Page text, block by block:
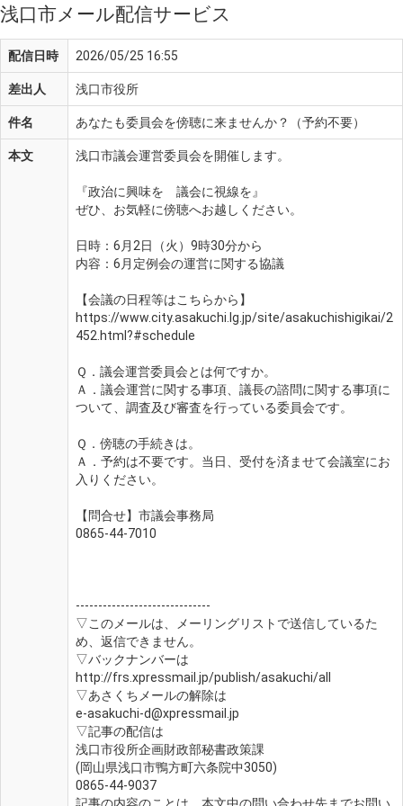
浅口市メール配信サービス
配信日時 2026/05/25 16:55
差出人 浅口市役所
件名 あなたも委員会を傍聴に来ませんか？（予約不要）
本文 浅口市議会運営委員会を開催します。
『政治に興味を　議会に視線を』
ぜひ、お気軽に傍聴へお越しください。
日時：6月2日（火）9時30分から
内容：6月定例会の運営に関する協議
【会議の日程等はこちらから】
https://www.city.asakuchi.lg.jp/site/asakuchishigikai/2
452.html?#schedule
Ｑ．議会運営委員会とは何ですか。
Ａ．議会運営に関する事項、議長の諮問に関する事項に
ついて、調査及び審査を行っている委員会です。
Ｑ．傍聴の手続きは。
Ａ．予約は不要です。当日、受付を済ませて会議室にお
入りください。
【問合せ】市議会事務局
0865-44-7010
------------------------------
▽このメールは、メーリングリストで送信しているた
め、返信できません。
▽バックナンバーは
http://frs.xpressmail.jp/publish/asakuchi/all
▽あさくちメールの解除は
e-asakuchi-d@xpressmail.jp
▽記事の配信は
浅口市役所企画財政部秘書政策課
(岡山県浅口市鴨方町六条院中3050)
0865-44-9037